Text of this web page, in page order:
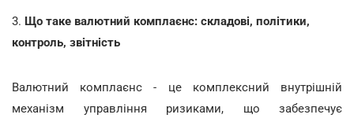
3. Що таке валютний комплаєнс: складові, політики,
контроль, звітність
Валютний комплаєнс - це комплексний внутрішній
механізм управління ризиками, що забезпечує